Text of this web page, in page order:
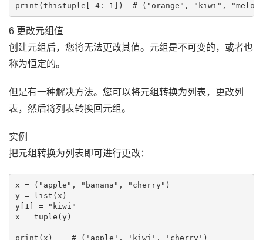
6 更改元组值
创建元组后，您将无法更改其值。元组是不可变的，或者也
称为恒定的。
但是有一种解决方法。您可以将元组转换为列表，更改列
表，然后将列表转换回元组。
实例
把元组转换为列表即可进行更改：
x = ("apple", "banana", "cherry")
y = list(x)
y[1] = "kiwi"
x = tuple(y)